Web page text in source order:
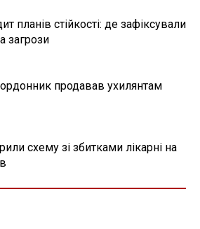
планів стійкості: де зафіксували
загрози
продавав ухилянтам
схему зі збитками лікарні на